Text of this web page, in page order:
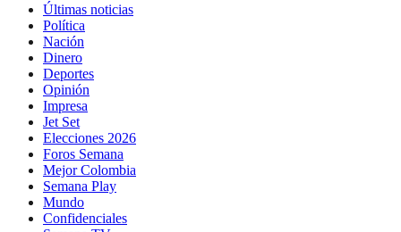
Últimas noticias
Política
Nación
Dinero
Deportes
Opinión
Impresa
Jet Set
Elecciones 2026
Foros Semana
Mejor Colombia
Semana Play
Mundo
Confidenciales